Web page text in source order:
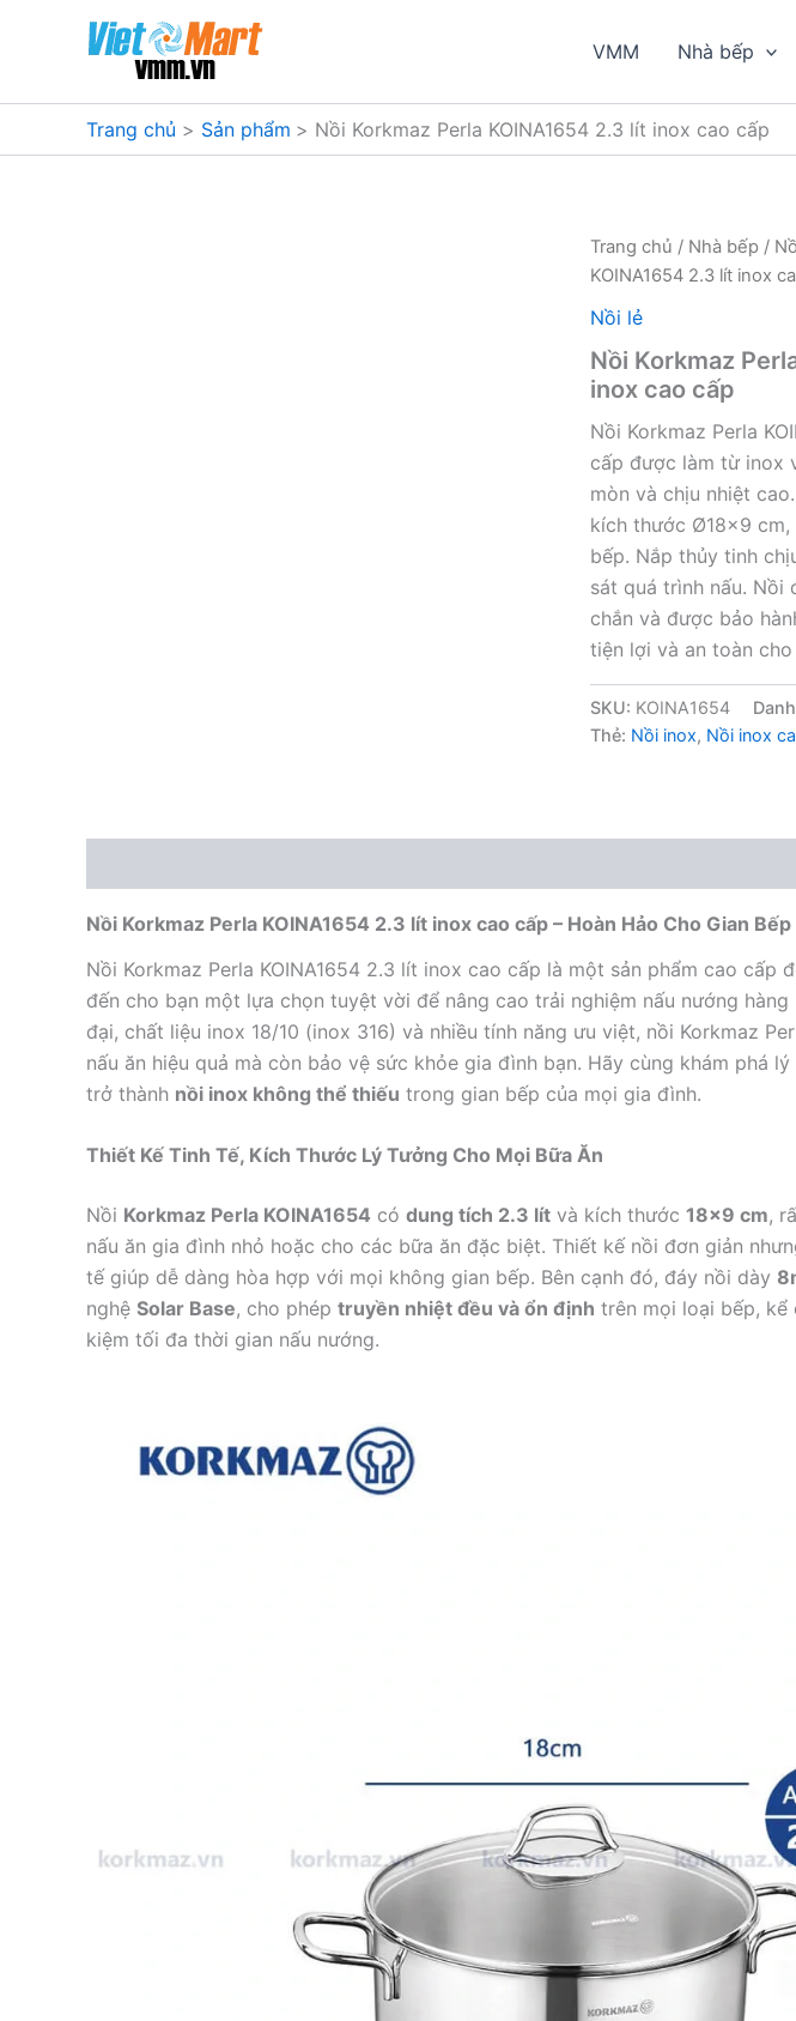
dung
VMM Nhà bếp
Trang chủ Sản phẩm Nồi Korkmaz Perla KOINA1654 2.3 lít inox cao cấp
Trang chủ / Nhà bếp /
KOINA1654 2.3 lít inox
Nồi lẻ
Nồi Korkmaz
inox cao cấp
Nồi Korkmaz Perla
cấp được làm từ inox
mòn và chịu nhiệt
kích thước Ø18×9
bếp. Nắp thủy tinh
sát quá trình nấu. Nồi
chắn và được bảo
tiện lợi và an toàn
SKU: KOINA1654
Thẻ: Nồi inox, Nồi inox
Nồi Korkmaz Perla KOINA1654 2.3 lít inox cao cấp – Hoàn Hảo Cho Gian Bếp
Nồi Korkmaz Perla KOINA1654 2.3 lít inox cao cấp là một sản phẩm cao cấp
đến cho bạn một lựa chọn tuyệt vời để nâng cao trải nghiệm nấu nướng hàng
đại, chất liệu inox 18/10 (inox 316) và nhiều tính năng ưu việt, nồi Korkmaz
nấu ăn hiệu quả mà còn bảo vệ sức khỏe gia đình bạn. Hãy cùng khám phá
trở thành nồi inox không thể thiếu trong gian bếp của mọi gia đình.
Thiết Kế Tinh Tế, Kích Thước Lý Tưởng Cho Mọi Bữa Ăn
Nồi Korkmaz Perla KOINA1654 có dung tích 2.3 lít và kích thước 18×9 cm,
nấu ăn gia đình nhỏ hoặc cho các bữa ăn đặc biệt. Thiết kế nồi đơn giản
tế giúp dễ dàng hòa hợp với mọi không gian bếp. Bên cạnh đó, đáy nồi dày
nghệ Solar Base, cho phép truyền nhiệt đều và ổn định trên mọi loại bếp,
kiệm tối đa thời gian nấu nướng.